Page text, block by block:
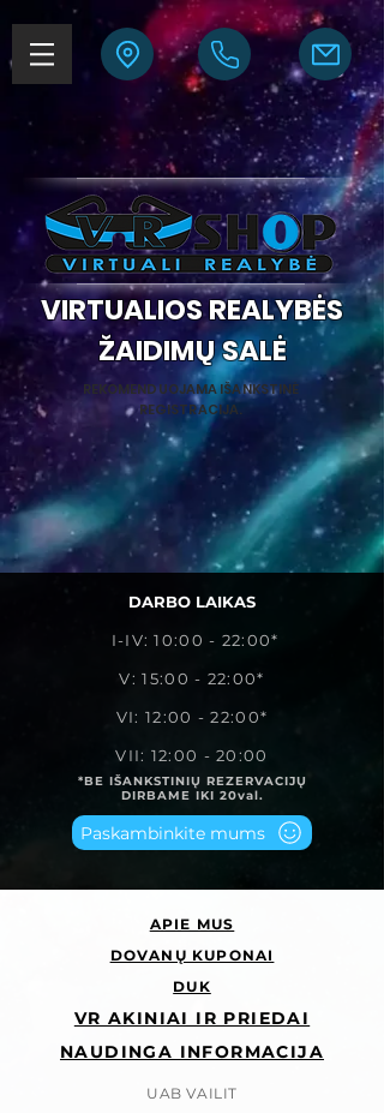
REKOMENDUOJAMA IŠANKSTINĖ
REGISTRACIJA.
VIRTUALIOS REALYBĖS
ŽAIDIMŲ SALĖ
DARBO LAIKAS
I-IV: 10:00 - 22:00*
V: 15:00 - 22:00*
VI: 12:00 - 22:00*
VII: 12:00 - 20:00
*BE IŠANKSTINIŲ REZERVACIJŲ
DIRBAME IKI 20val.
Paskambinkite mums
APIE MUS
DOVANŲ KUPONAI
DUK
VR AKINIAI IR PRIEDAI
NAUDINGA INFORMACIJA
UAB VAILIT